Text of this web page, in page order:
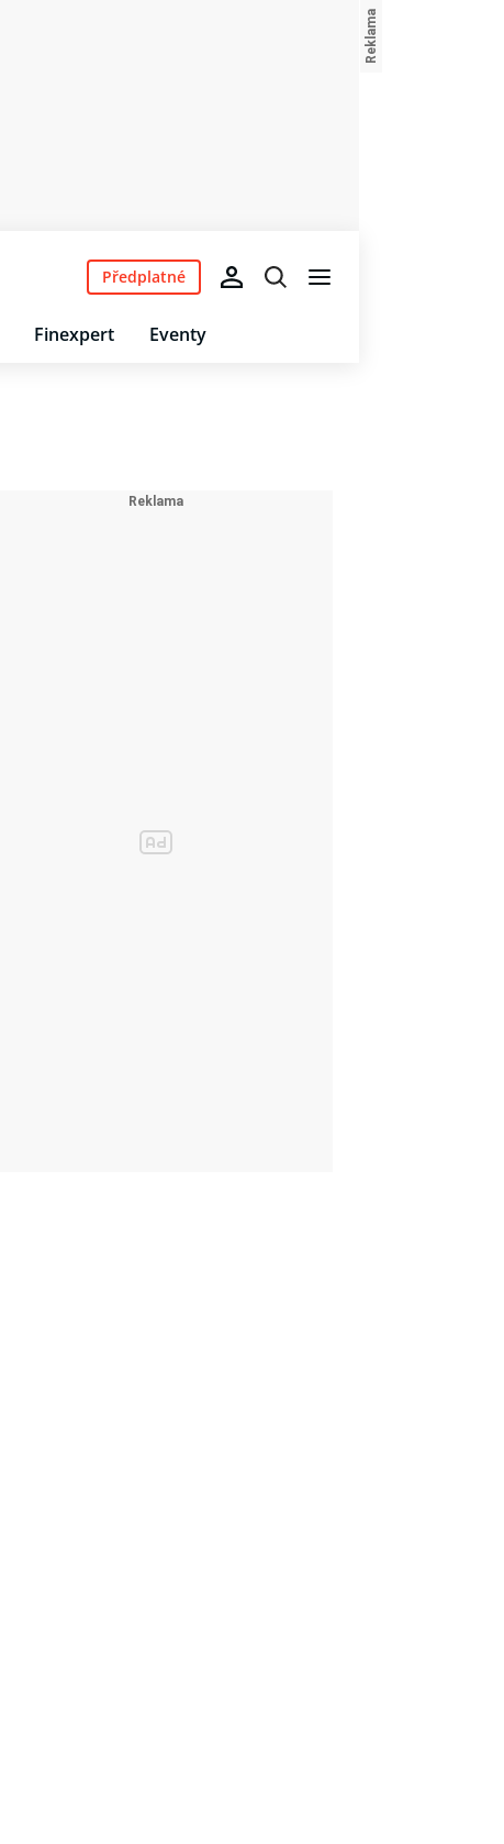
Finexpert Eventy
Předplatné